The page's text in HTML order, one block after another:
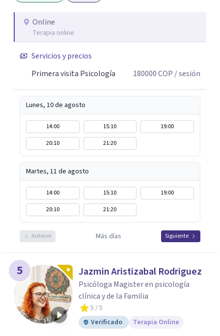
lo que me permite abordar dinámicas profundas que
pueden estar influyendo en tu historia y tus vínculos
Online
Terapia online
Servicios y precios
Primera visita Psicología
180000COP / sesión
Lunes, 10 de agosto
14:00 15:10
19:00
20:10
21:20
Martes, 11 de agosto
14:00 15:10
19:00
20:10
21:20
Anterior Más días Siguiente
5 Jazmin Aristizabal Rodriguez
Psicóloga Magister en psicología
clínica y de la Familia
5 / 5
Verificado
Terapia Online